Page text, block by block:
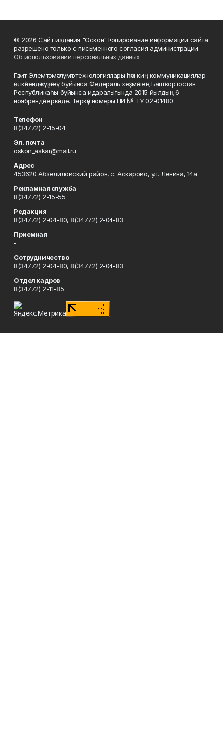
© 2026 Сайт издания "Оскон" Копирование информации сайта
разрешено только с письменного согласия администрации.
Об использовании персональных данных
Гәзит Элемтә, мәғлүмәт технологиялары һәм киң коммуникациялар
өлкәһендә күҙәтеү буйынса Федераль хеҙмәттең Башҡортостан
Республикаһы буйынса идаралығында 2015 йылдың 6
ноябрендә теркәлде. Теркәү номеры ПИ № ТУ 02-01480.
Телефон
8(34772) 2-15-04
Эл. почта
oskon_askar@mail.ru
Адрес
453620 Абзелиловский район, с. Аскарово, ул. Ленина, 14а
Рекламная служба
8(34772) 2-15-55
Редакция
8(34772) 2-04-80, 8(34772) 2-04-83
Приемная
-
Сотрудничество
8(34772) 2-04-80, 8(34772) 2-04-83
Отдел кадров
8(34772) 2-11-85